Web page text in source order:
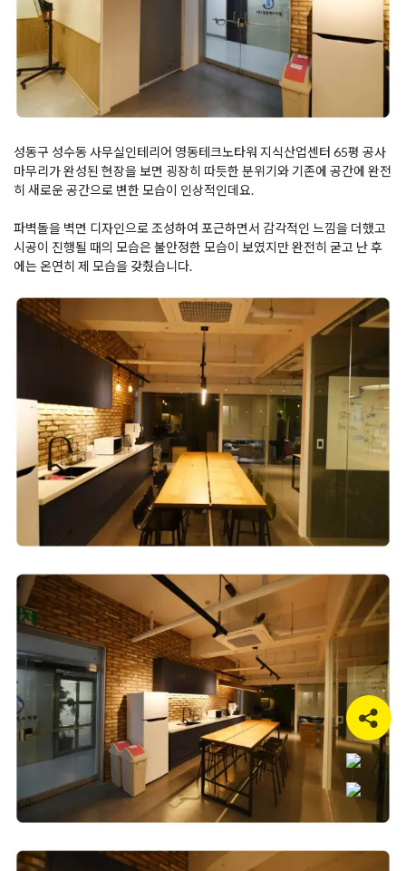
성동구 성수동 사무실인테리어 영동테크노타워 지식산업센터 65평 공사
마무리가 완성된 현장을 보면 굉장히 따듯한 분위기와 기존에 공간에 완전
히 새로운 공간으로 변한 모습이 인상적인데요.
파벽돌을 벽면 디자인으로 조성하여 포근하면서 감각적인 느낌을 더했고
시공이 진행될 때의 모습은 불안정한 모습이 보였지만 완전히 굳고 난 후
에는 온연히 제 모습을 갖췄습니다.